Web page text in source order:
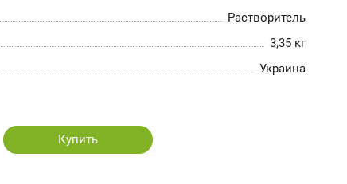
Растворитель
3,35 кг
Украина
Купить